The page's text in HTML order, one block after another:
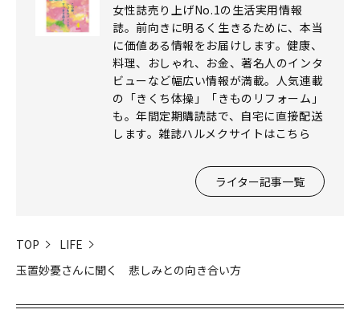
女性誌売り上げNo.1の生活実用情報
誌。前向きに明るく生きるために、本当
に価値ある情報をお届けします。健康、
料理、おしゃれ、お金、著名人のインタ
ビューなど幅広い情報が満載。人気連載
の「きくち体操」「きものリフォーム」
も。年間定期購読誌で、自宅に直接配送
します。雑誌ハルメクサイトはこちら
ライター記事一覧
TOP
LIFE
玉置妙憂さんに聞く 悲しみとの向き合い方